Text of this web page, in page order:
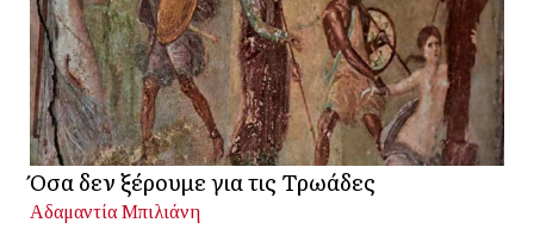
Όσα δεν ξέρουμε για τις Τρωάδες
Αδαμαντία Μπιλιάνη